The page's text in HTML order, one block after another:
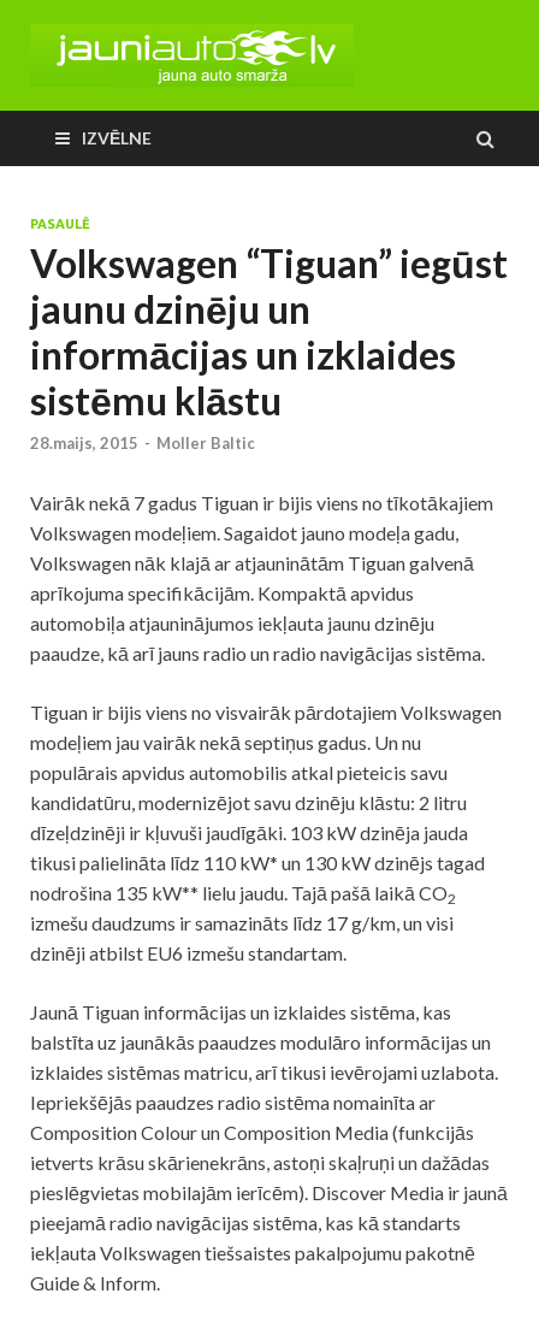
IZVĒLNE
PASAULĒ
Volkswagen “Tiguan” iegūst
jaunu dzinēju un
informācijas un izklaides
sistēmu klāstu
28.maijs, 2015 - Moller Baltic
Vairāk nekā 7 gadus Tiguan ir bijis viens no tīkotākajiem
Volkswagen modeļiem. Sagaidot jauno modeļa gadu,
Volkswagen nāk klajā ar atjauninātām Tiguan galvenā
aprīkojuma specifikācijām. Kompaktā apvidus
automobiļa atjauninājumos iekļauta jaunu dzinēju
paaudze, kā arī jauns radio un radio navigācijas sistēma.
Tiguan ir bijis viens no visvairāk pārdotajiem Volkswagen
modeļiem jau vairāk nekā septiņus gadus. Un nu
populārais apvidus automobilis atkal pieteicis savu
kandidatūru, modernizējot savu dzinēju klāstu: 2 litru
dīzeļdzinēji ir kļuvuši jaudīgāki. 103 kW dzinēja jauda
tikusi palielināta līdz 110 kW* un 130 kW dzinējs tagad
nodrošina 135 kW** lielu jaudu. Tajā pašā laikā CO2
izmešu daudzums ir samazināts līdz 17 g/km, un visi
dzinēji atbilst EU6 izmešu standartam.
Jaunā Tiguan informācijas un izklaides sistēma, kas
balstīta uz jaunākās paaudzes modulāro informācijas un
izklaides sistēmas matricu, arī tikusi ievērojami uzlabota.
Iepriekšējās paaudzes radio sistēma nomainīta ar
Composition Colour un Composition Media (funkcijās
ietverts krāsu skārienekrāns, astoņi skaļruņi un dažādas
pieslēgvietas mobilajām ierīcēm). Discover Media ir jaunā
pieejamā radio navigācijas sistēma, kas kā standarts
iekļauta Volkswagen tiešsaistes pakalpojumu pakotnē
Guide & Inform.